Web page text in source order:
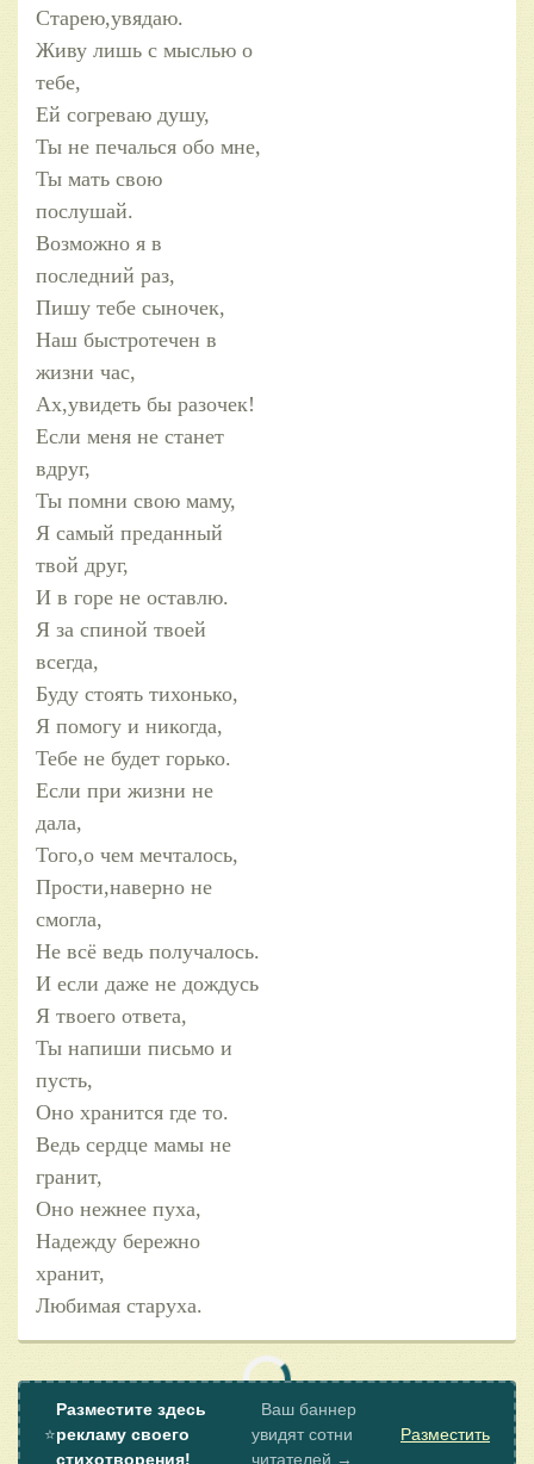
Старею,увядаю.
Живу лишь с мыслью о
тебе,
Ей согреваю душу,
Ты не печалься обо мне,
Ты мать свою
послушай.
Возможно я в
последний раз,
Пишу тебе сыночек,
Наш быстротечен в
жизни час,
Ах,увидеть бы разочек!
Если меня не станет
вдруг,
Ты помни свою маму,
Я самый преданный
твой друг,
И в горе не оставлю.
Я за спиной твоей
всегда,
Буду стоять тихонько,
Я помогу и никогда,
Тебе не будет горько.
Если при жизни не
дала,
Того,о чем мечталось,
Прости,наверно не
смогла,
Не всё ведь получалось.
И если даже не дождусь
Я твоего ответа,
Ты напиши письмо и
пусть,
Оно хранится где то.
Ведь сердце мамы не
гранит,
Оно нежнее пуха,
Надежду бережно
хранит,
Любимая старуха.
⭐
Разместите здесь
рекламу своего
стихотворения!
Ваш баннер
увидят сотни
читателей →
Разместить